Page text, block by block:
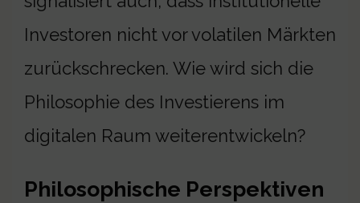
Investoren nicht vor volatilen Märkten
zurückschrecken. Wie wird sich die
Philosophie des Investierens im
digitalen Raum weiterentwickeln?
Philosophische Perspektiven